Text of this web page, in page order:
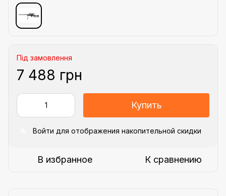
Під замовлення
7 488 грн
Купить
Войти для отображения накопительной скидки
В избранное К сравнению